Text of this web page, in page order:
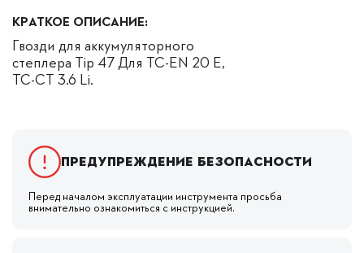
КРАТКОЕ ОПИСАНИЕ:
Гвозди для аккумуляторного
степлера Tip 47 Для TC-EN 20 E,
TC-CT 3.6 Li.
Предупреждение безопасности
Перед началом эксплуатации инструмента просьба
внимательно ознакомиться с инструкцией.